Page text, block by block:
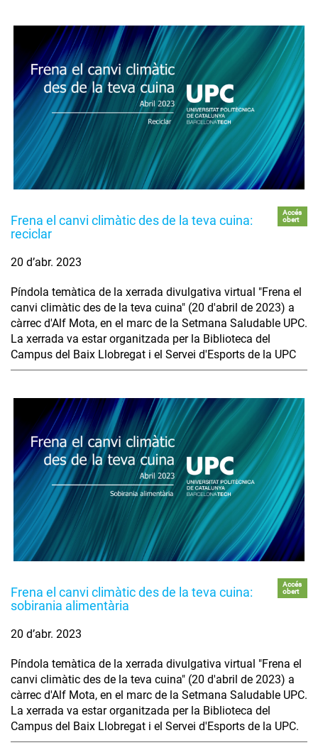
Frena el canvi climàtic des de la teva cuina:
reciclar
Accés
obert
20 d’abr. 2023
Píndola temàtica de la xerrada divulgativa virtual "Frena el
canvi climàtic des de la teva cuina" (20 d'abril de 2023) a
càrrec d'Alf Mota, en el marc de la Setmana Saludable UPC.
La xerrada va estar organitzada per la Biblioteca del
Campus del Baix Llobregat i el Servei d'Esports de la UPC
Frena el canvi climàtic des de la teva cuina:
sobirania alimentària
Accés
obert
20 d’abr. 2023
Píndola temàtica de la xerrada divulgativa virtual "Frena el
canvi climàtic des de la teva cuina" (20 d'abril de 2023) a
càrrec d'Alf Mota, en el marc de la Setmana Saludable UPC.
La xerrada va estar organitzada per la Biblioteca del
Campus del Baix Llobregat i el Servei d'Esports de la UPC.